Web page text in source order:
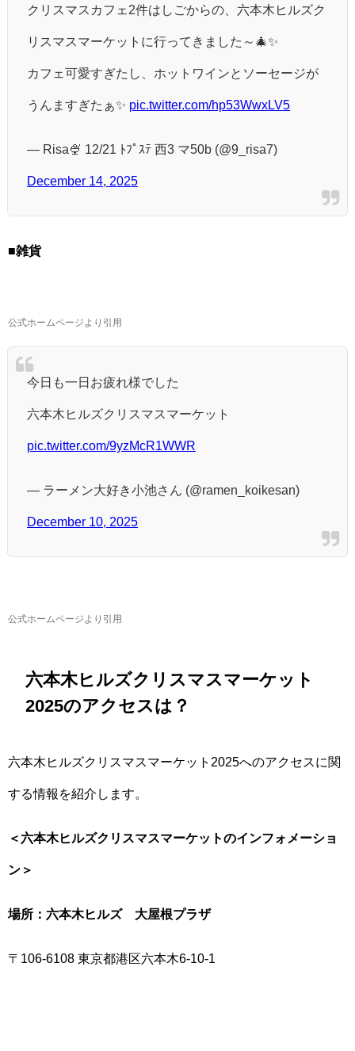
クリスマスカフェ2件はしごからの、六本木ヒルズク
リスマスマーケットに行ってきました～🎄✨
カフェ可愛すぎたし、ホットワインとソーセージが
うんますぎたぁ✨ pic.twitter.com/hp53WwxLV5
— Risa🍨 12/21 ﾄﾌﾟｽﾃ 西3 マ50b (@9_risa7)
December 14, 2025
■雑貨
公式ホームページより引用
今日も一日お疲れ様でした
六本木ヒルズクリスマスマーケット
pic.twitter.com/9yzMcR1WWR
— ラーメン大好き小池さん (@ramen_koikesan)
December 10, 2025
公式ホームページより引用
六本木ヒルズクリスマスマーケット
2025のアクセスは？
六本木ヒルズクリスマスマーケット2025へのアクセスに関
する情報を紹介します。
＜六本木ヒルズクリスマスマーケットのインフォメーショ
ン＞
場所：六本木ヒルズ 大屋根プラザ
〒106-6108 東京都港区六本木6-10-1